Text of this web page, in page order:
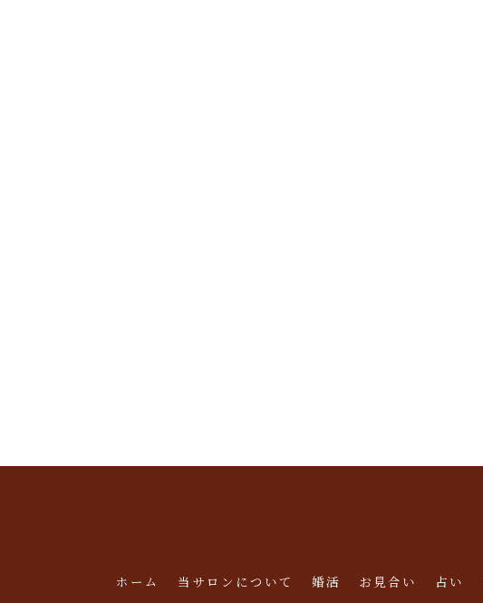
ホーム 当サロンについて 婚活 お見合い 占い